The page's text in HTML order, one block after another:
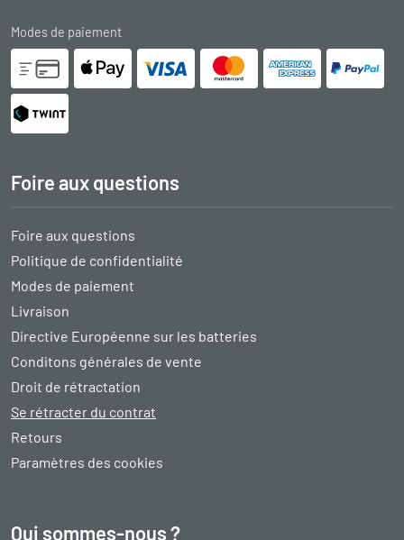
Modes de paiement
Foire aux questions
Foire aux questions
Politique de confidentialité
Modes de paiement
Livraison
Directive Européenne sur les batteries
Conditons générales de vente
Droit de rétractation
Se rétracter du contrat
Retours
Paramètres des cookies
Qui sommes-nous ?